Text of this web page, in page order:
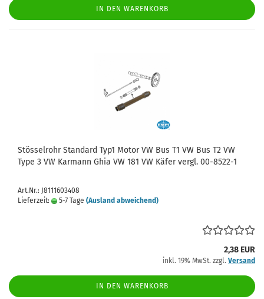
IN DEN WARENKORB
Stösselrohr Standard Typ1 Motor VW Bus T1 VW Bus T2 VW
Type 3 VW Karmann Ghia VW 181 VW Käfer vergl. 00-8522-1
Art.Nr.: J8111603408
Lieferzeit:
5-7 Tage (Ausland abweichend)
2,38 EUR
inkl. 19% MwSt. zzgl. Versand
IN DEN WARENKORB